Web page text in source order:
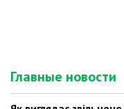
Главные новости